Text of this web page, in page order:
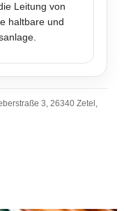
Leitung von
haltbare und
3, 26340 Zetel,